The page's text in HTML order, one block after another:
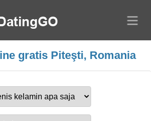
gratis Piteşti, Romania